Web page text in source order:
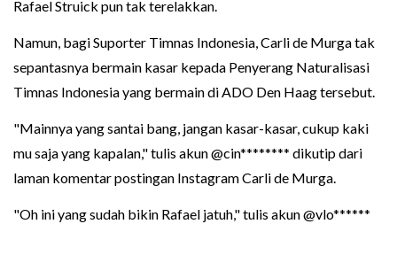
Rafael Struick pun tak terelakkan.
Namun, bagi Suporter Timnas Indonesia, Carli de Murga tak
sepantasnya bermain kasar kepada Penyerang Naturalisasi
Timnas Indonesia yang bermain di ADO Den Haag tersebut.
"Mainnya yang santai bang, jangan kasar-kasar, cukup kaki
mu saja yang kapalan," tulis akun @cin******** dikutip dari
laman komentar postingan Instagram Carli de Murga.
"Oh ini yang sudah bikin Rafael jatuh," tulis akun @vlo******